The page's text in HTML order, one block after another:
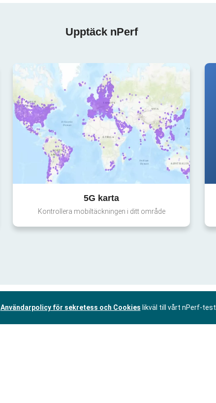
Upptäck nPerf
5G karta
Kontrollera mobiltäckningen i ditt område
Användarpolicy för sekretess och Cookies likväl till vårt nPerf-test